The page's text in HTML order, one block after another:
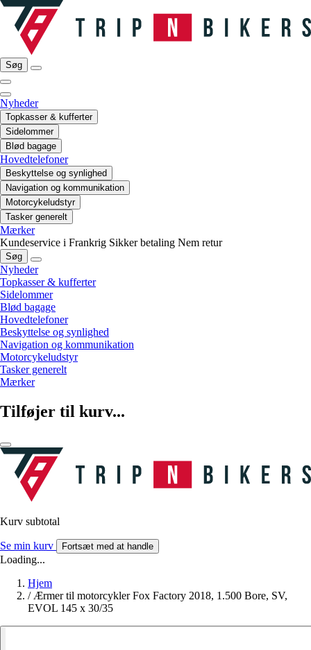
Søg
Nyheder
Topkasser & kufferter
Sidelommer
Blød bagage
Hovedtelefoner
Beskyttelse og synlighed
Navigation og kommunikation
Motorcykeludstyr
Tasker generelt
Mærker
Kundeservice i Frankrig Sikker betaling Nem retur
Søg
Nyheder
Topkasser & kufferter
Sidelommer
Blød bagage
Hovedtelefoner
Beskyttelse og synlighed
Navigation og kommunikation
Motorcykeludstyr
Tasker generelt
Mærker
Tilføjer til kurv...
Kurv subtotal
Se min kurv Fortsæt med at handle
Loading...
Hjem
/ Ærmer til motorcykler Fox Factory 2018, 1.500 Bore, SV,
EVOL 145 x 30/35